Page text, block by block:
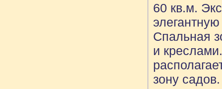
60 кв.м.
Спальная
и
зону садов.